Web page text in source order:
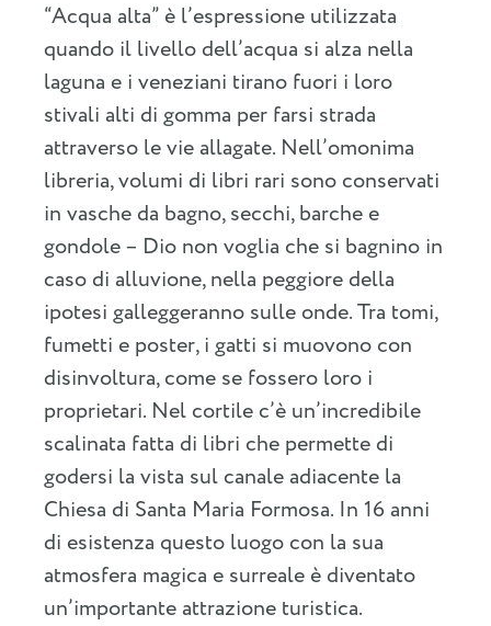
“Acqua alta” è l’espressione utilizzata
quando il livello dell’acqua si alza nella
laguna e i veneziani tirano fuori i loro
stivali alti di gomma per farsi strada
attraverso le vie allagate. Nell’omonima
libreria, volumi di libri rari sono conservati
in vasche da bagno, secchi, barche e
gondole – Dio non voglia che si bagnino in
caso di alluvione, nella peggiore della
ipotesi galleggeranno sulle onde. Tra tomi,
fumetti e poster, i gatti si muovono con
disinvoltura, come se fossero loro i
proprietari. Nel cortile c’è un’incredibile
scalinata fatta di libri che permette di
godersi la vista sul canale adiacente la
Chiesa di Santa Maria Formosa. In 16 anni
di esistenza questo luogo con la sua
atmosfera magica e surreale è diventato
un’importante attrazione turistica.